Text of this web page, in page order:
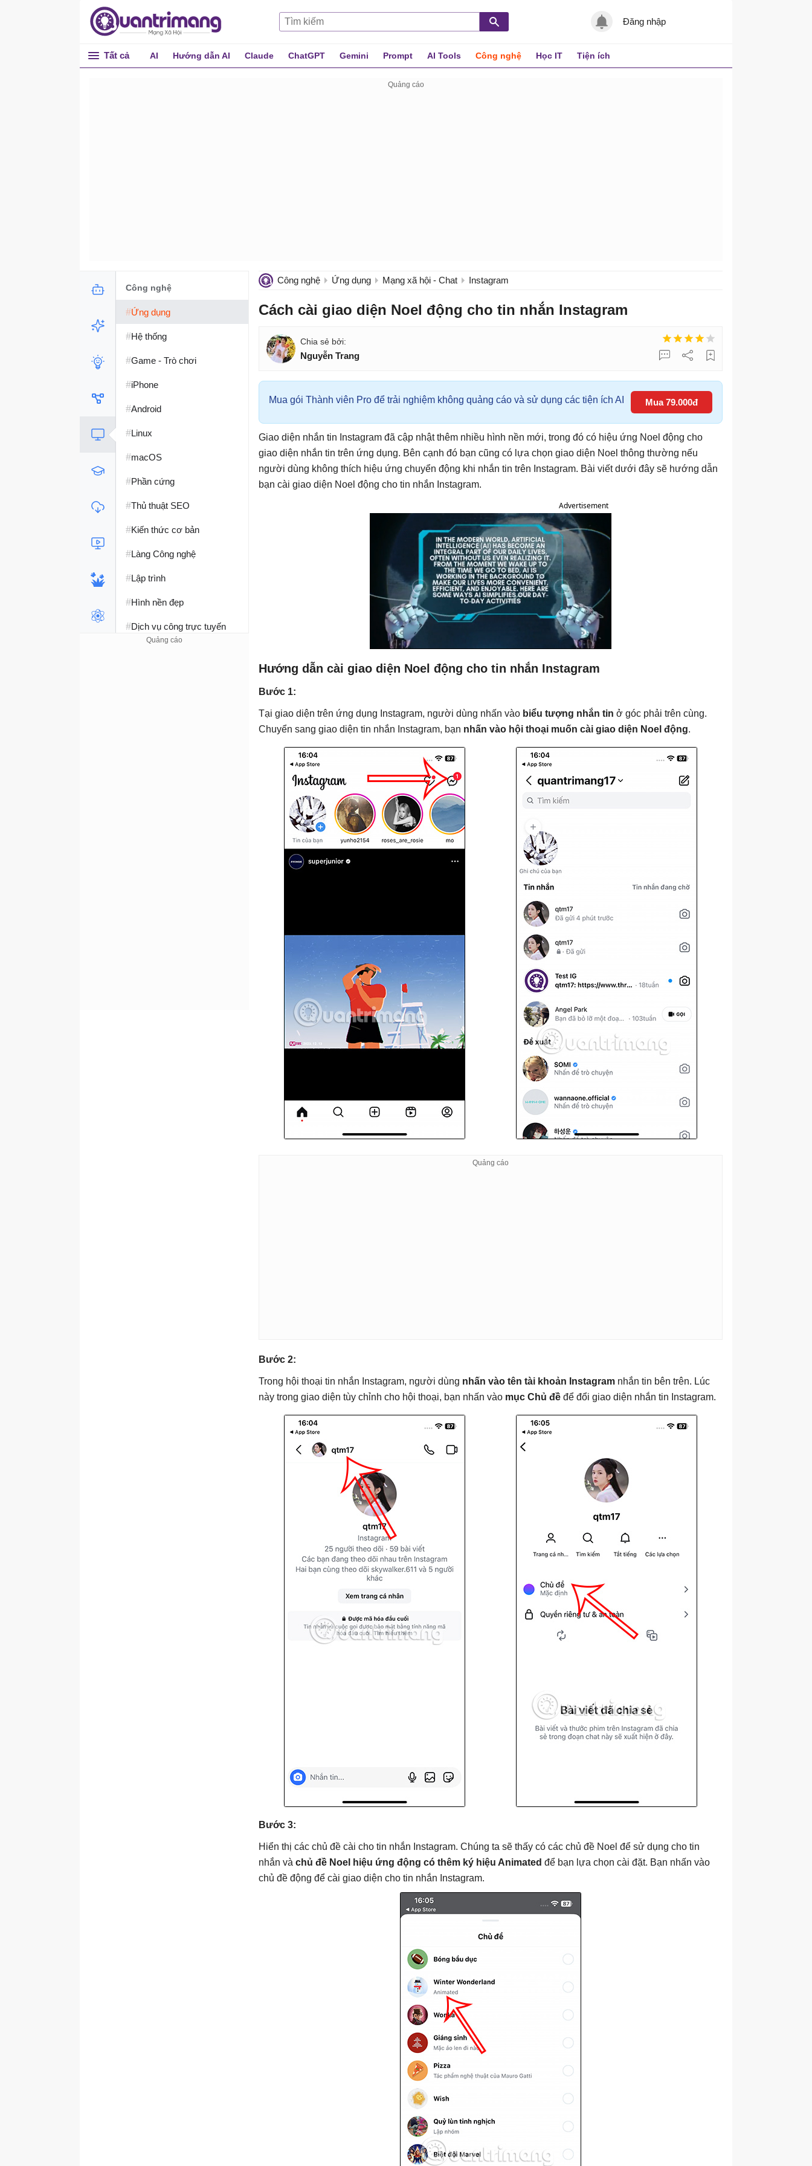
Đăng nhập
Tất cả AI Hướng dẫn AI Claude ChatGPT Gemini Prompt AI Tools Công nghệ Học IT Tiện ích
Công nghệ Ứng dụng Mạng xã hội - Chat Instagram
Cách cài giao diện Noel động cho tin nhắn Instagram
Nguyễn Trang
Mua gói Thành viên Pro để trải nghiệm không quảng cáo và sử dụng các tiện ích AI Mua 79.000đ
Giao diện nhắn tin Instagram đã cập nhật thêm nhiều hình nền mới, trong đó có hiệu ứng Noel động cho
giao diện nhắn tin trên ứng dụng. Bên cạnh đó bạn cũng có lựa chọn giao diện Noel thông thường nếu
người dùng không thích hiệu ứng chuyển động khi nhắn tin trên Instagram. Bài viết dưới đây sẽ hướng dẫn
bạn cài giao diện Noel động cho tin nhắn Instagram.
Advertisement
Hướng dẫn cài giao diện Noel động cho tin nhắn Instagram
Bước 1:
Tại giao diện trên ứng dụng Instagram, người dùng nhấn vào biểu tượng nhắn tin ở góc phải trên cùng.
Chuyển sang giao diện tin nhắn Instagram, bạn nhấn vào hội thoại muốn cài giao diện Noel động.
Bước 2:
Trong hội thoại tin nhắn Instagram, người dùng nhấn vào tên tài khoản Instagram nhắn tin bên trên. Lúc
này trong giao diện tùy chỉnh cho hội thoại, bạn nhấn vào mục Chủ đề để đổi giao diện nhắn tin Instagram.
Bước 3:
Hiển thị các chủ đề cài cho tin nhắn Instagram. Chúng ta sẽ thấy có các chủ đề Noel để sử dụng cho tin
nhắn và chủ đề Noel hiệu ứng động có thêm ký hiệu Animated để bạn lựa chọn cài đặt. Bạn nhấn vào
chủ đề động để cài giao diện cho tin nhắn Instagram.
Công nghệ
#Ứng dụng
#Hệ thống
#Game - Trò chơi
#iPhone
#Android
#Linux
#macOS
#Phần cứng
#Thủ thuật SEO
#Kiến thức cơ bản
#Làng Công nghệ
#Lập trình
#Hình nền đẹp
#Dịch vụ công trực tuyến